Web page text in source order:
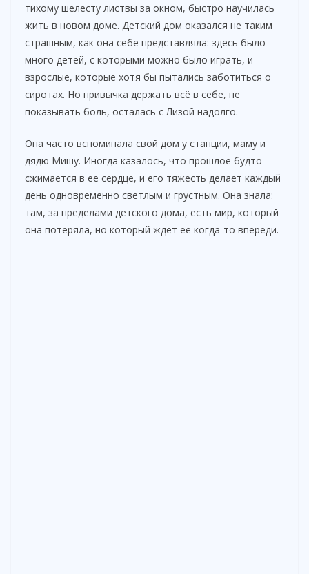
тихому шелесту листвы за окном, быстро научилась
жить в новом доме. Детский дом оказался не таким
страшным, как она себе представляла: здесь было
много детей, с которыми можно было играть, и
взрослые, которые хотя бы пытались заботиться о
сиротах. Но привычка держать всё в себе, не
показывать боль, осталась с Лизой надолго.
Она часто вспоминала свой дом у станции, маму и
дядю Мишу. Иногда казалось, что прошлое будто
сжимается в её сердце, и его тяжесть делает каждый
день одновременно светлым и грустным. Она знала:
там, за пределами детского дома, есть мир, который
она потеряла, но который ждёт её когда-то впереди.